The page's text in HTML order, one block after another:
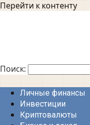
Перейти к контенту
Поиск:
Личные финансы
Инвестиции
Криптовалюты